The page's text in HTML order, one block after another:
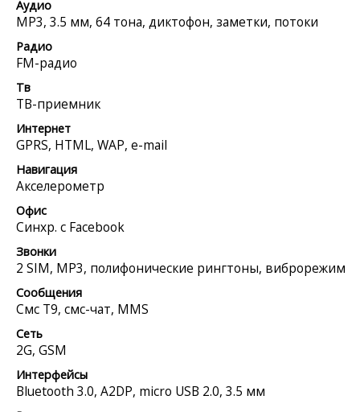
Аудио
MP3, 3.5 мм, 64 тона, диктофон, заметки, потоки
Радио
FM-радио
Тв
ТВ-приемник
Интернет
GPRS, HTML, WAP, e-mail
Навигация
Акселерометр
Офис
Синхр. с Facebook
Звонки
2 SIM, MP3, полифонические рингтоны, виброрежим
Сообщения
Смс Т9, смс-чат, MMS
Сеть
2G, GSM
Интерфейсы
Bluetooth 3.0, A2DP, micro USB 2.0, 3.5 мм